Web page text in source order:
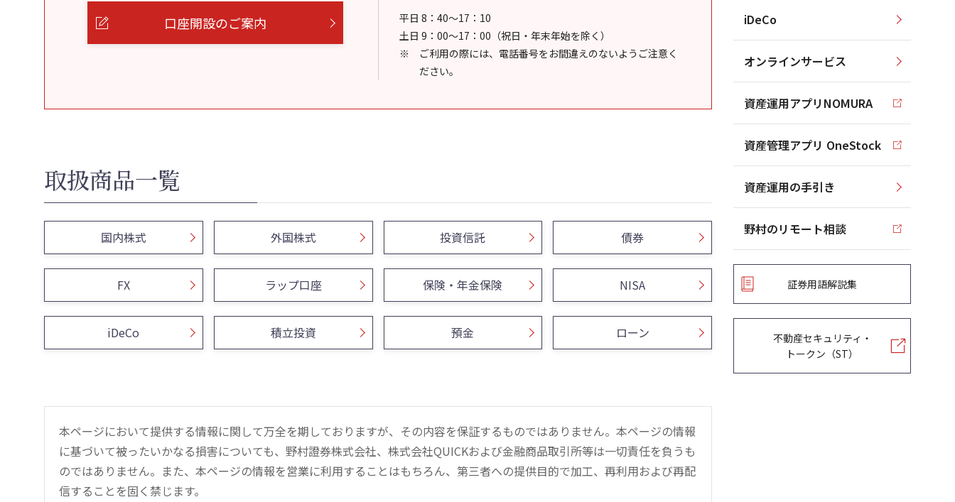
口座開設のご案内
平日 8：40～17：10
土日 9：00～17：00（祝日・年末年始を除く）
ご利用の際には、電話番号をお間違えのないようご注意く
ださい。
取扱商品一覧
国内株式 外国株式 投資信託 債券
FX ラップ口座 保険・年金保険 NISA
iDeCo 積立投資 預金 ローン
本ページにおいて提供する情報に関して万全を期しておりますが、その内容を保証するものではありません。本ページの情報
に基づいて被ったいかなる損害についても、野村證券株式会社、株式会社QUICKおよび金融商品取引所等は一切責任を負うも
のではありません。また、本ページの情報を営業に利用することはもちろん、第三者への提供目的で加工、再利用および再配
信することを固く禁じます。
iDeCo
オンラインサービス
資産運用アプリNOMURA
資産管理アプリ OneStock
資産運用の手引き
野村のリモート相談
証券用語解説集
不動産セキュリティ・
トークン（ST）